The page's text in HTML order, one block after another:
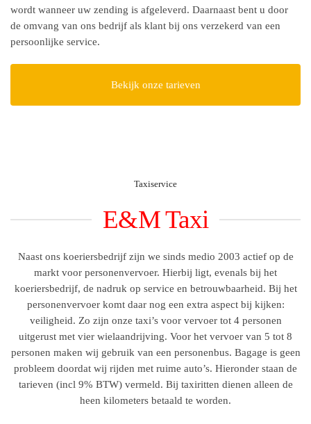
wordt wanneer uw zending is afgeleverd. Daarnaast bent u door
de omvang van ons bedrijf als klant bij ons verzekerd van een
persoonlijke service.
Bekijk onze tarieven
Taxiservice
E&M Taxi
Naast ons koeriersbedrijf zijn we sinds medio 2003 actief op de
markt voor personenvervoer. Hierbij ligt, evenals bij het
koeriersbedrijf, de nadruk op service en betrouwbaarheid. Bij het
personenvervoer komt daar nog een extra aspect bij kijken:
veiligheid. Zo zijn onze taxi’s voor vervoer tot 4 personen
uitgerust met vier wielaandrijving. Voor het vervoer van 5 tot 8
personen maken wij gebruik van een personenbus. Bagage is geen
probleem doordat wij rijden met ruime auto’s. Hieronder staan de
tarieven (incl 9% BTW) vermeld. Bij taxiritten dienen alleen de
heen kilometers betaald te worden.